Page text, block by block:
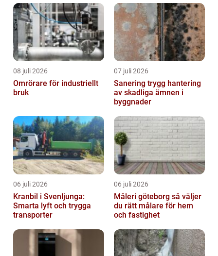
08 juli 2026
Omrörare för industriellt
bruk
07 juli 2026
Sanering trygg hantering
av skadliga ämnen i
byggnader
06 juli 2026
Kranbil i Svenljunga:
Smarta lyft och trygga
transporter
06 juli 2026
Måleri göteborg så väljer
du rätt målare för hem
och fastighet